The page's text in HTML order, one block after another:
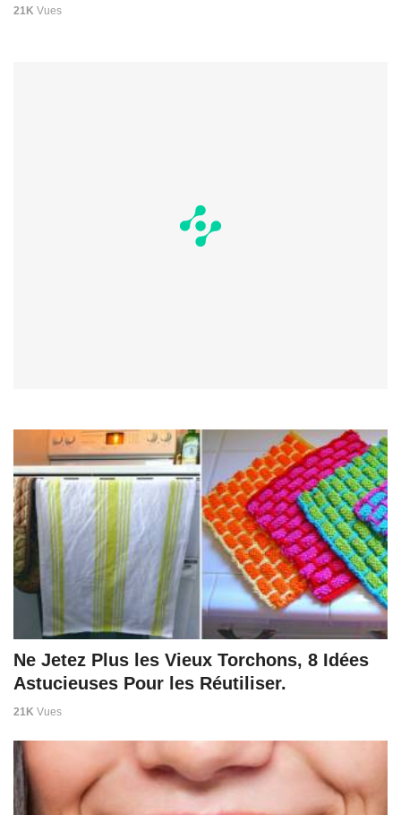
21K Vues
Ne Jetez Plus les Vieux Torchons, 8 Idées
Astucieuses Pour les Réutiliser.
21K Vues